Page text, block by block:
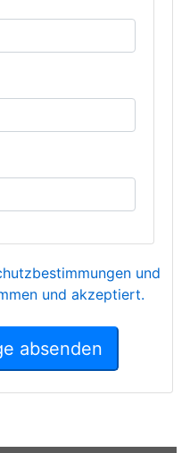
und
und akzeptiert.
absenden